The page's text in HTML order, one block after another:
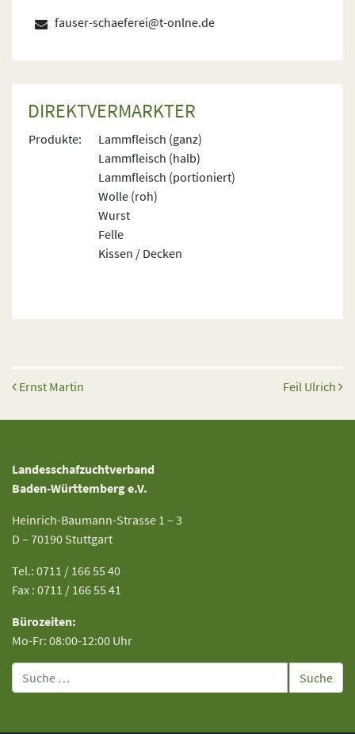
fauser-schaeferei@t-onlne.de
DIREKTVERMARKTER
Produkte:
Lammfleisch (ganz)
Lammfleisch (halb)
Lammfleisch (portioniert)
Wolle (roh)
Wurst
Felle
Kissen / Decken
Beitrags-Navigation
Ernst Martin Feil Ulrich
Landesschafzuchtverband
Baden-Württemberg e.V.
Heinrich-Baumann-Strasse 1 – 3
D – 70190 Stuttgart
Tel.: 0711 / 166 55 40
Fax : 0711 / 166 55 41
Bürozeiten:
Mo-Fr: 08:00-12:00 Uhr
Suche